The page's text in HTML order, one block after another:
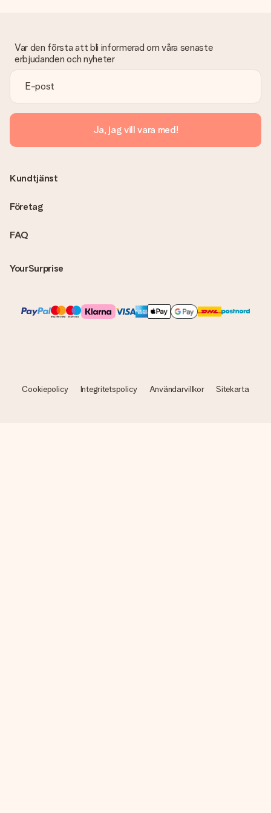
Var den första att bli informerad om våra senaste
erbjudanden och nyheter
Ja, jag vill vara med!
FAQ
YourSurprise
Kundtjänst
Företag
Cookiepolicy Integritetspolicy Användarvillkor Sitekarta